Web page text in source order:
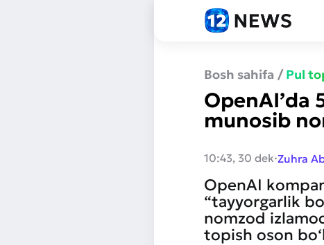
Bosh sahifa / Pul
OpenAI’da
munosib
10:43, 30 dek·Zuhra
OpenAI
“tayyorgarlik
nomzod
topish oson